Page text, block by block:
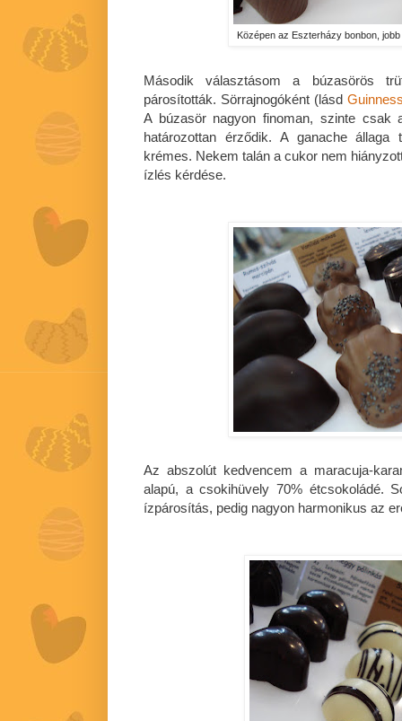
Középen az Eszterházy bonbon,
Második választásom a búzasörös
párosították. Sörrajnogóként (lásd
A búzasör nagyon finoman, szinte
határozottan érződik. A ganache
krémes. Nekem talán a cukor nem
ízlés kérdése.
Az abszolút kedvencem a maracuja-
alapú, a csokihüvely 70% étcsokoládé.
ízpárosítás, pedig nagyon harmonikus az